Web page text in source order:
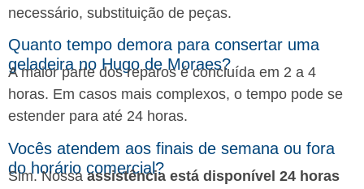
necessário, substituição de peças.
Quanto tempo demora para consertar uma
geladeira no Hugo de Moraes?
A maior parte dos reparos é concluída em 2 a 4
horas. Em casos mais complexos, o tempo pode se
estender para até 24 horas.
Vocês atendem aos finais de semana ou fora
do horário comercial?
Sim. Nossa assistência está disponível 24 horas